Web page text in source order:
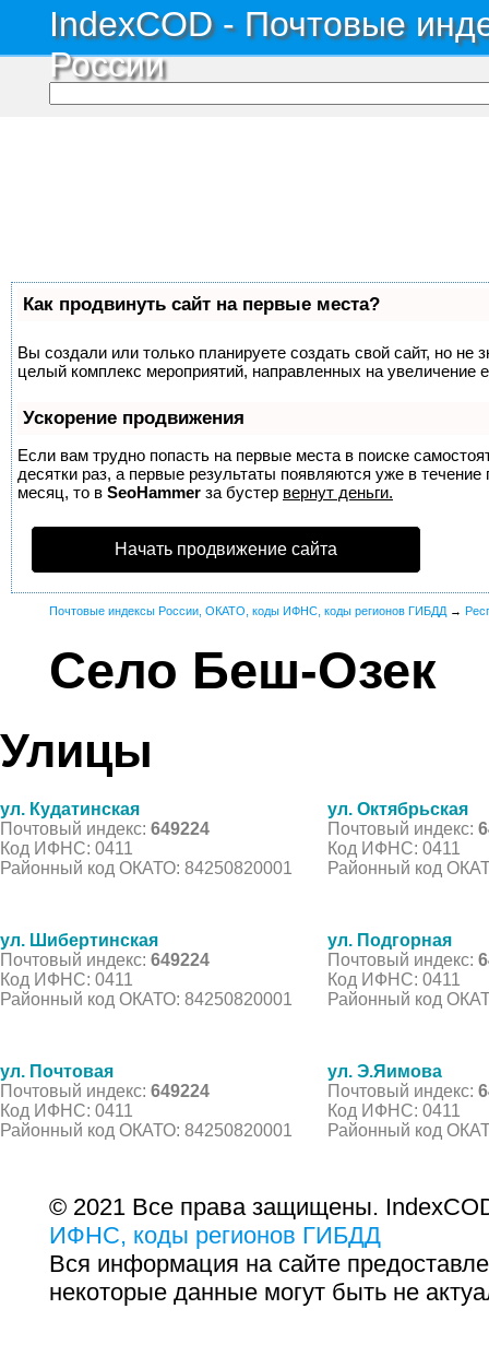
IndexCOD - Почтовые
России
Как продвинуть сайт на первые места?
Вы создали или только планируете создать свой сайт, но не
целый комплекс мероприятий, направленных на увеличение
Ускорение продвижения
Если вам трудно попасть на первые места в поиске
десятки раз, а первые результаты появляются уже в
месяц, то в SeoHammer за бустер вернут деньги.
Начать продвижение сайта
Почтовые индексы России, ОКАТО, коды ИФНС, коды регионов ГИБДД →
Село Беш-Озек
Улицы
ул. Кудатинская
Почтовый индекс: 649224
Код ИФНС: 0411
Районный код ОКАТО: 84250820001
ул. Октябрьская
Почтовый индекс:
Код ИФНС: 0411
Районный код
ул. Шибертинская
Почтовый индекс: 649224
Код ИФНС: 0411
Районный код ОКАТО: 84250820001
ул. Подгорная
Почтовый индекс:
Код ИФНС: 0411
Районный код
ул. Почтовая
Почтовый индекс: 649224
Код ИФНС: 0411
Районный код ОКАТО: 84250820001
ул. Э.Яимова
Почтовый индекс:
Код ИФНС: 0411
Районный код
© 2021 Все права защищены.
ИФНС, коды регионов ГИБДД
Вся информация на сайте
некоторые данные могут быть не